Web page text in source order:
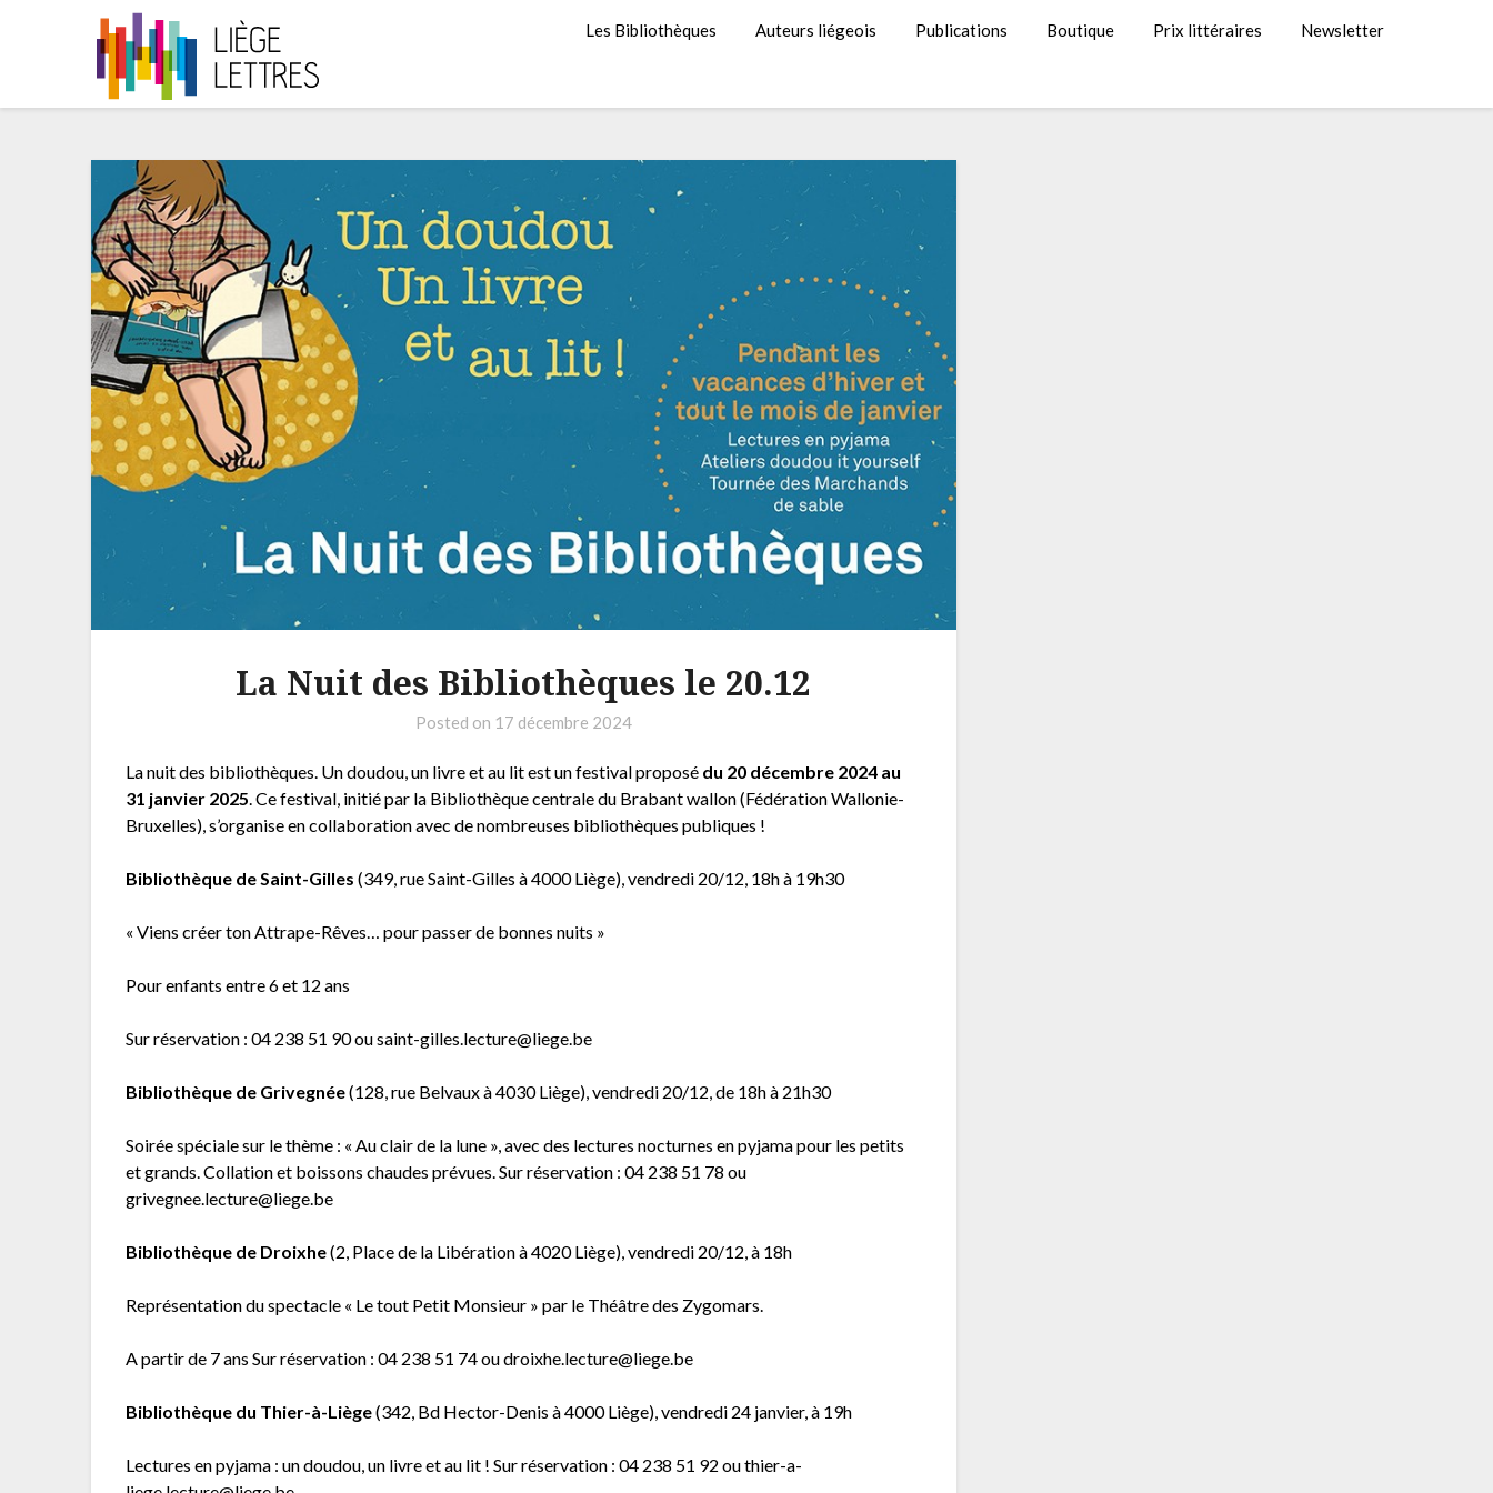
Les Bibliothèques Auteurs liégeois Publications Boutique Prix littéraires Newsletter
La Nuit des Bibliothèques le 20.12
Posted on 17 décembre 2024
La nuit des bibliothèques. Un doudou, un livre et au lit est un festival proposé du 20 décembre 2024 au
31 janvier 2025. Ce festival, initié par la Bibliothèque centrale du Brabant wallon (Fédération Wallonie-
Bruxelles), s’organise en collaboration avec de nombreuses bibliothèques publiques !
Bibliothèque de Saint-Gilles (349, rue Saint-Gilles à 4000 Liège), vendredi 20/12, 18h à 19h30
« Viens créer ton Attrape-Rêves… pour passer de bonnes nuits »
Pour enfants entre 6 et 12 ans
Sur réservation : 04 238 51 90 ou saint-gilles.lecture@liege.be
Bibliothèque de Grivegnée(128, rue Belvaux à 4030 Liège), vendredi 20/12, de 18h à 21h30
Soirée spéciale sur le thème : « Au clair de la lune », avec des lectures nocturnes en pyjama pour les petits
et grands. Collation et boissons chaudes prévues. Sur réservation : 04 238 51 78 ou
grivegnee.lecture@liege.be
Bibliothèque de Droixhe(2, Place de la Libération à 4020 Liège), vendredi 20/12, à 18h
Représentation du spectacle « Le tout Petit Monsieur » par le Théâtre des Zygomars.
A partir de 7 ans Sur réservation : 04 238 51 74 ou droixhe.lecture@liege.be
Bibliothèque du Thier-à-Liège(342, Bd Hector-Denis à 4000 Liège), vendredi 24 janvier, à 19h
Lectures en pyjama : un doudou, un livre et au lit ! Sur réservation : 04 238 51 92 ou thier-a-